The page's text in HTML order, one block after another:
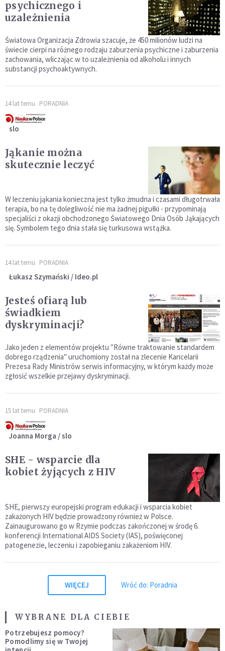
psychicznego i
uzależnienia
Światowa Organizacja Zdrowia szacuje, że 450 milionów ludzi na
świecie cierpi na różnego rodzaju zaburzenia psychiczne i zaburzenia
zachowania, wliczając w to uzależnienia od alkoholu i innych
substancji psychoaktywnych.
14 lat temu PORADNIA
slo
Jąkanie można
skutecznie leczyć
W leczeniu jąkania konieczna jest tylko żmudna i czasami długotrwała
terapia, bo na tę dolegliwość nie ma żadnej pigułki - przypominają
specjaliści z okazji obchodzonego Światowego Dnia Osób Jąkających
się. Symbolem tego dnia stała się turkusowa wstążka.
14 lat temu PORADNIA
Łukasz Szymański / Ideo.pl
Jesteś ofiarą lub
świadkiem
dyskryminacji?
Jako jeden z elementów projektu "Równe traktowanie standardem
dobrego rządzenia" uruchomiony został na zlecenie Kancelarii
Prezesa Rady Ministrów serwis informacyjny, w którym każdy może
zgłosić wszelkie przejawy dyskryminacji.
15 lat temu PORADNIA
Joanna Morga / slo
SHE - wsparcie dla
kobiet żyjących z HIV
SHE, pierwszy europejski program edukacji i wsparcia kobiet
zakażonych HIV będzie prowadzony również w Polsce.
Zainaugurowano go w Rzymie podczas zakończonej w środę 6.
konferencji International AIDS Society (IAS), poświęconej
patogenezie, leczeniu i zapobieganiu zakażeniom HIV.
WIĘCEJ Wróć do: Poradnia
WYBRANE DLA CIEBIE
Potrzebujesz pomocy?
Pomodlimy się w Twojej